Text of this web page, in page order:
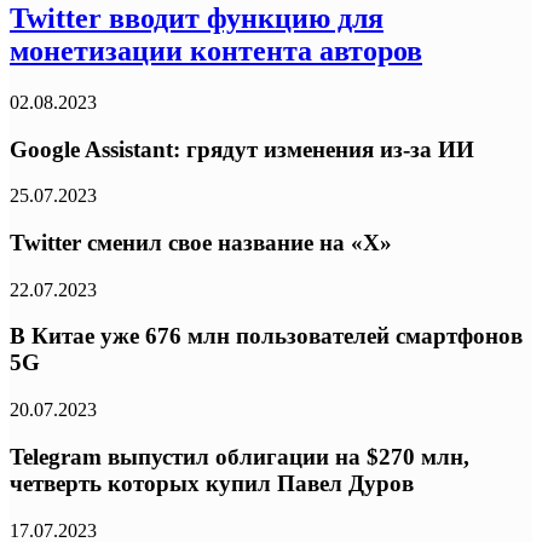
Twitter вводит функцию для
монетизации контента авторов
02.08.2023
Google Assistant: грядут изменения из-за ИИ
25.07.2023
Twitter сменил свое название на «Х»
22.07.2023
В Китае уже 676 млн пользователей смартфонов
5G
20.07.2023
Telegram выпустил облигации на $270 млн,
четверть которых купил Павел Дуров
17.07.2023